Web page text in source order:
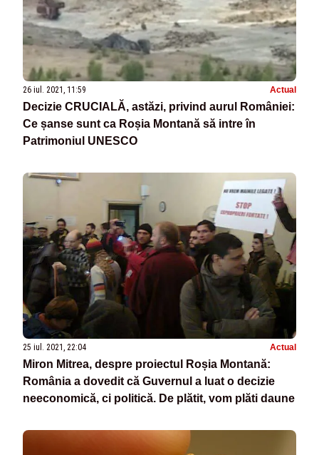
26 iul. 2021, 11:59 Actual
Decizie CRUCIALĂ, astăzi, privind aurul României:
Ce șanse sunt ca Roșia Montană să intre în
Patrimoniul UNESCO
25 iul. 2021, 22:04 Actual
Miron Mitrea, despre proiectul Roșia Montană:
România a dovedit că Guvernul a luat o decizie
neeconomică, ci politică. De plătit, vom plăti daune